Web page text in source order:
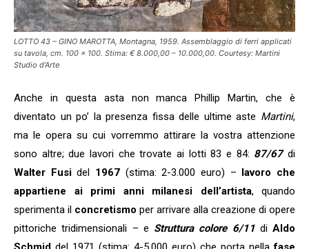
LOTTO 43 – GINO MAROTTA, Montagna, 1959. Assemblaggio di ferri applicati
su tavola, cm. 100 x 100. Stima: € 8.000,00 – 10.000,00. Courtesy: Martini
Studio d’Arte
Anche in questa asta non manca Phillip Martin, che è
diventato un po’ la presenza fissa delle ultime aste Martini,
ma le opera su cui vorremmo attirare la vostra attenzione
sono altre; due lavori che trovate ai lotti 83 e 84: 87/67di
Walter Fusidel 1967 (stima: 2-3.000 euro) – lavoro che
appartiene ai primi anni milanesi dell’artista, quando
sperimenta il concretismo per arrivare alla creazione di opere
pittoriche tridimensionali – e Struttura colore 6/11diAldo